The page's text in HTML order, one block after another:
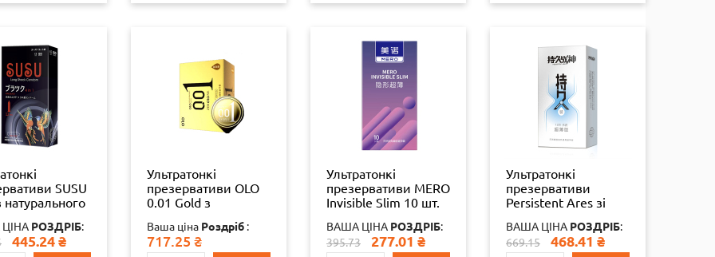
SUSU
натурального
ванілі, 12
РОЗДРІБ:
445.24 ₴
Ультратонкі
презервативи OLO
0.01 Gold з
ефектом 10 шт
Ваша ціна Роздріб :
717.25 ₴
Ультратонкі
презервативи MERO
Invisible Slim 10 шт.
ВАША ЦІНА РОЗДРІБ:
395.73
277.01 ₴
Ультратонкі
презервативи
Persistent Ares зі
G 12 шт.
ВАША ЦІНА РОЗДРІБ:
669.15
468.41 ₴